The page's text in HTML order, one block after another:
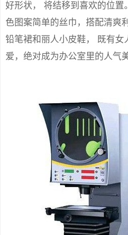
好形状， 将结移到喜欢的位置
色图案简单的丝巾，搭配清爽
铅笔裙和丽人小皮鞋， 既有女
爱，绝对成为办公室里的人气